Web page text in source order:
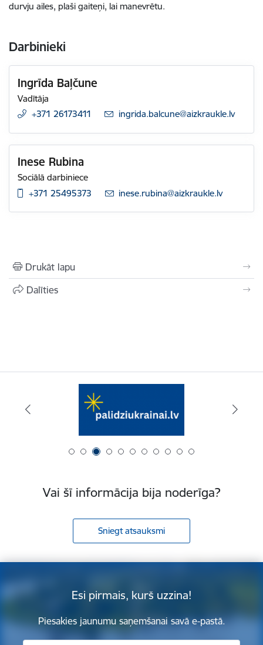
durvju ailes, plaši gaiteņi, lai manevrētu.
Darbinieki
Ingrīda Baļčune
Vadītāja
+371 26173411
E-pasts:
ingrida.balcune@aizkraukle.lv
Inese Rubina
Sociālā darbiniece
+371 25495373
E-pasts:
inese.rubina@aizkraukle.lv
Drukāt lapu
Dalīties
Vai šī informācija bija noderīga?
Sniegt atsauksmi
Esi pirmais, kurš uzzina!
Piesakies jaunumu saņemšanai savā e-pastā.